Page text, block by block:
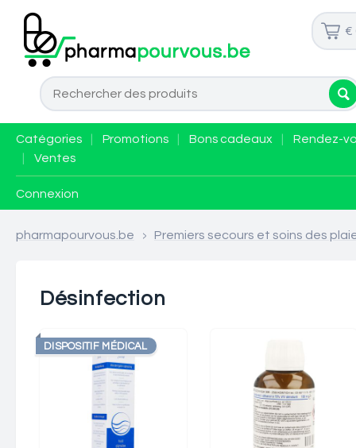
€
Catégories Promotions Bons cadeaux
Rendez-
Ventes
Connexion
pharmapourvous.be > Premiers secours et soins des
Désinfection
DISPOSITIF MÉDICAL